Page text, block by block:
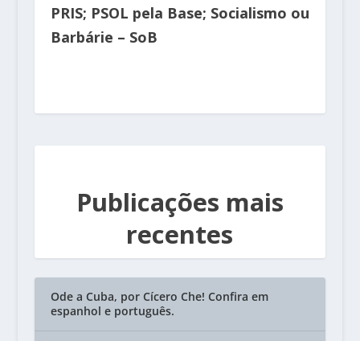
PRIS; PSOL pela Base; Socialismo ou
Barbárie – SoB
Publicações mais
recentes
Ode a Cuba, por Cícero Che! Confira em
espanhol e português.